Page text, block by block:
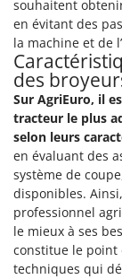
Wiper
Wolf
Wortex
Worx
Y Yard Force
Z
Zanon
Zephir
ZGrills
souhaitent
en évitant des
la machine et de
des
Sur AgriEuro, il
tracteur le plus
selon leurs
en évaluant des
système de
disponibles.
professionnel
le mieux à ses
constitue le point
techniques qui